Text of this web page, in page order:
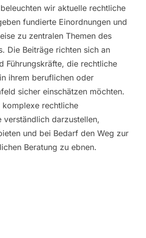
wir aktuelle rechtliche
fundierte Einordnungen und
zu zentralen Themen des
Die Beiträge richten sich an
Führungskräfte, die rechtliche
ihrem beruflichen oder
sicher einschätzen möchten.
komplexe rechtliche
verständlich darzustellen,
und bei Bedarf den Weg zur
Beratung zu ebnen.